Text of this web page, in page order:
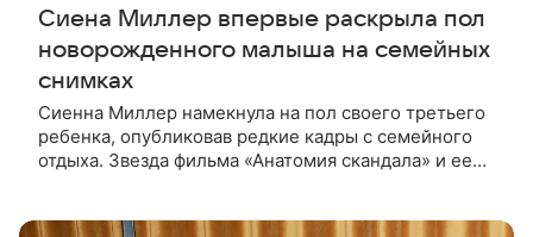
Сиена Миллер впервые раскрыла пол
новорожденного малыша на семейных
снимках
Сиенна Миллер намекнула на пол своего третьего
ребенка, опубликовав редкие кадры с семейного
отдыха. Звезда фильма «Анатомия скандала» и ее